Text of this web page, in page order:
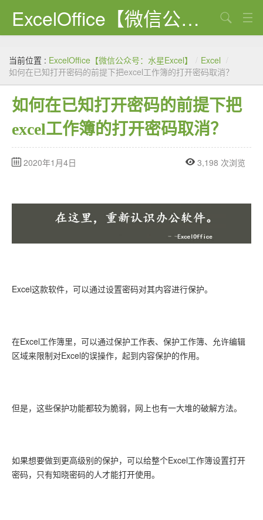
ExcelOffice【微信公众号：水星Excel】
资源下载
VBA代码大全
EXCEL VBA
PPT VBA
当前位置 : ExcelOffice【微信公众号：水星Excel】 / Excel /
如何在已知打开密码的前提下把excel工作簿的打开密码取消？
如何在已知打开密码的前提下把
excel工作簿的打开密码取消？
2020年1月4日 3,198 次浏览
Excel这款软件，可以通过设置密码对其内容进行保护。
在Excel工作簿里，可以通过保护工作表、保护工作簿、允许编辑
区域来限制对Excel的误操作，起到内容保护的作用。
但是，这些保护功能都较为脆弱，网上也有一大堆的破解方法。
如果想要做到更高级别的保护，可以给整个Excel工作簿设置打开
密码，只有知晓密码的人才能打开使用。